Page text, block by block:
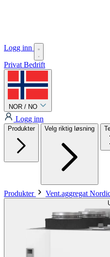
Logg inn
Privat Bedrift
NOR / NO
Logg inn
Produkter Velg riktig løsning
Produkter Vent.aggregat